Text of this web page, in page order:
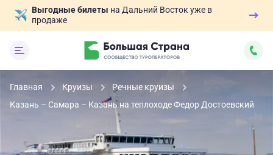
Выгодные билеты на Дальний Восток уже в
продаже
Главная Круизы
Речные круизы
Казань – Самара – Казань на теплоходе Федор Достоевский